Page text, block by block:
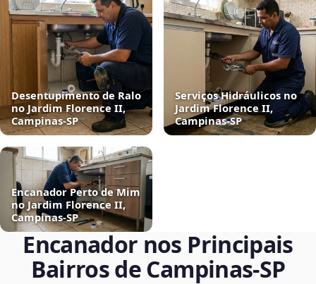
Desentupimento de Ralo
no Jardim Florence II,
Campinas‑SP
Serviços Hidráulicos no
Jardim Florence II,
Campinas‑SP
Encanador Perto de Mim
no Jardim Florence II,
Campinas‑SP
Encanador nos Principais
Bairros de Campinas‑SP